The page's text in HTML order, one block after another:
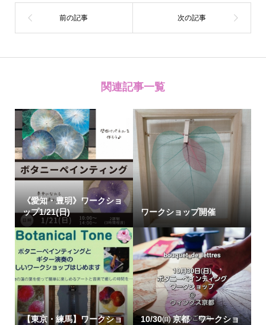
関連記事一覧
《愛知・豊明》ワークショ
ップ1/21(日)
ワークショップ開催
【東京・練馬】ワークショ
10/30㈰ 京都 ワークショ